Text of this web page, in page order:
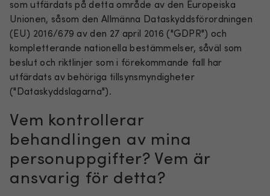
som utfärdats på detta område av den Europeiska
Unionen, såsom den Allmänna Dataskyddsförordningen
(EU) 2016/679 av den 27 april 2016 ("GDPR") och
kompletterande nationella bestämmelser, såväl som
beslut och riktlinjer som i förekommande fall har
utfärdats av behöriga tillsynsmyndigheter
("Dataskyddslagarna").
Vem kontrollerar
behandlingen av mina
personuppgifter? Vem är
ansvarig för detta?